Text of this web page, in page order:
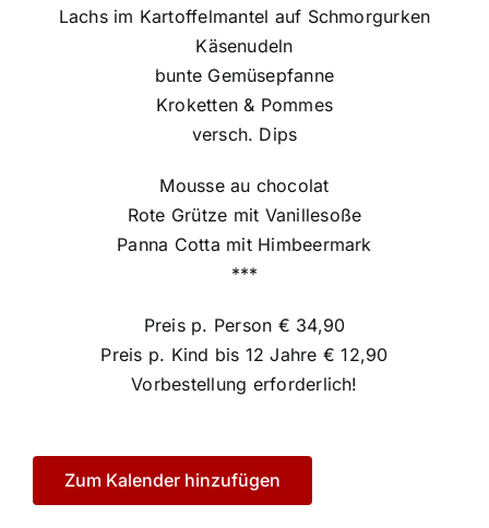
Lachs im Kartoffelmantel auf Schmorgurken
Käsenudeln
bunte Gemüsepfanne
Kroketten & Pommes
versch. Dips
Mousse au chocolat
Rote Grütze mit Vanillesoße
Panna Cotta mit Himbeermark
***
Preis p. Person € 34,90
Preis p. Kind bis 12 Jahre € 12,90
Vorbestellung erforderlich!
Zum Kalender hinzufügen